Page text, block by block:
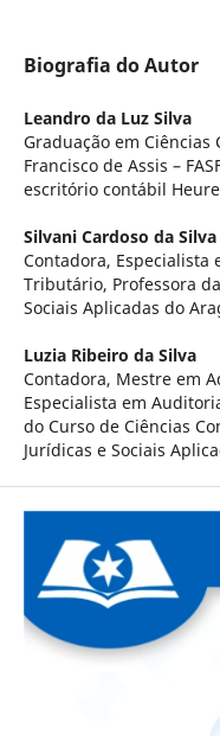
Biografia do Autor
Leandro da Luz Silva
Graduação em Ciências
Francisco de Assis –
escritório contábil
Silvani Cardoso da
Contadora, Especialista
Tributário, Professora
Sociais Aplicadas do
Luzia Ribeiro da Silva
Contadora, Mestre em
Especialista em
do Curso de Ciências
Jurídicas e Sociais